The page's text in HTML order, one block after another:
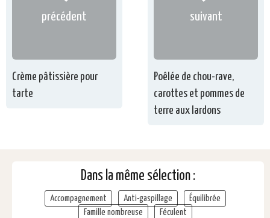
précédent
Crème pâtissière pour
tarte
suivant
Poêlée de chou-rave,
carottes et pommes de
terre aux lardons
Dans la même sélection :
Accompagnement Anti-gaspillage
Équilibrée
Famille nombreuse
Féculent